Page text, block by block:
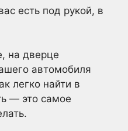
есть под рукой, в
на дверце
автомобиля
легко найти в
— это самое